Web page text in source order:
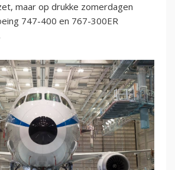
maar op drukke zomerdagen
747-400 en 767-300ER